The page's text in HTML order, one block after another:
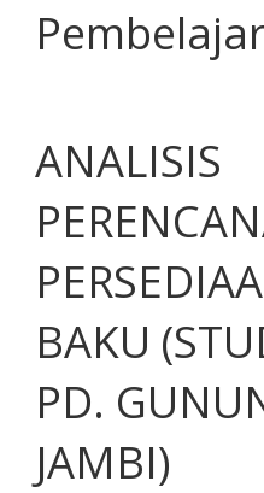
ANALISIS
BAKU
PD.
JAMBI)